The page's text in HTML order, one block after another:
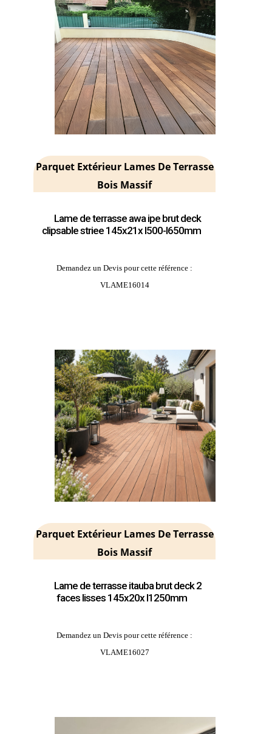
Parquet Extérieur Lames De Terrasse
Bois Massif
Lame de terrasse awa ipe brut deck
clipsable striee 145x21x l500-l650mm
Demandez un Devis pour cette référence :
VLAME16014
Parquet Extérieur Lames De Terrasse
Bois Massif
Lame de terrasse itauba brut deck 2
faces lisses 145x20x l1250mm
Demandez un Devis pour cette référence :
VLAME16027